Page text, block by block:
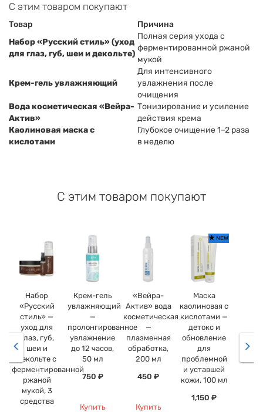
С этим товаром покупают
Товар
Причина
Набор «Русский стиль» (уход
для глаз, губ, шеи и декольте)
Полная серия ухода с
ферментированной ржаной
мукой
Крем-гель увлажняющий
Для интенсивного
увлажнения после
очищения
Вода косметическая «Вейра-
Актив»
Тонизирование и усиление
действия крема
Каолиновая маска с
кислотами
Глубокое очищение 1–2 раза
в неделю
С этим товаром покупают
Набор
«Русский
стиль» —
уход для
глаз, губ,
шеи и
декольте с
ферментированной
ржаной
мукой, 3
средства
Крем-гель
увлажняющий
—
пролонгированное
увлажнение
до 12 часов,
50 мл
750 ₽
Купить
«Вейра-
Актив» вода
косметическая
—
плазменная
обработка,
200 мл
450 ₽
Купить
NEW
Маска
каолиновая с
кислотами —
детокс и
обновление
для
проблемной
и уставшей
кожи, 100 мл
1,150 ₽